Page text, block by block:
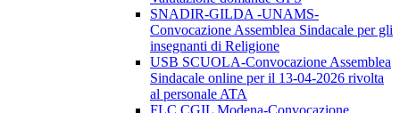
SNADIR-GILDA -UNAMS-
Convocazione Assemblea Sindacale per gli
insegnanti di Religione
USB SCUOLA-Convocazione Assemblea
Sindacale online per il 13-04-2026 rivolta
al personale ATA